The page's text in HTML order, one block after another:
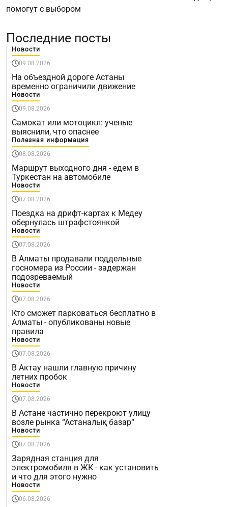
помогут с выбором
Последние посты
Новости
09.08.2026
На объездной дороге Астаны
временно ограничили движение
Новости
09.08.2026
Самокат или мотоцикл: ученые
выяснили, что опаснее
Полезная информация
08.08.2026
Маршрут выходного дня - едем в
Туркестан на автомобиле
Новости
07.08.2026
Поездка на дрифт-картах к Медеу
обернулась штрафстоянкой
Новости
07.08.2026
В Алматы продавали поддельные
госномера из России - задержан
подозреваемый
Новости
07.08.2026
Кто сможет парковаться бесплатно в
Алматы - опубликованы новые
правила
Новости
07.08.2026
В Актау нашли главную причину
летних пробок
Новости
07.08.2026
В Астане частично перекроют улицу
возле рынка “Астаналық базар“
Новости
07.08.2026
Зарядная станция для
электромобиля в ЖК - как установить
и что для этого нужно
Новости
06.08.2026